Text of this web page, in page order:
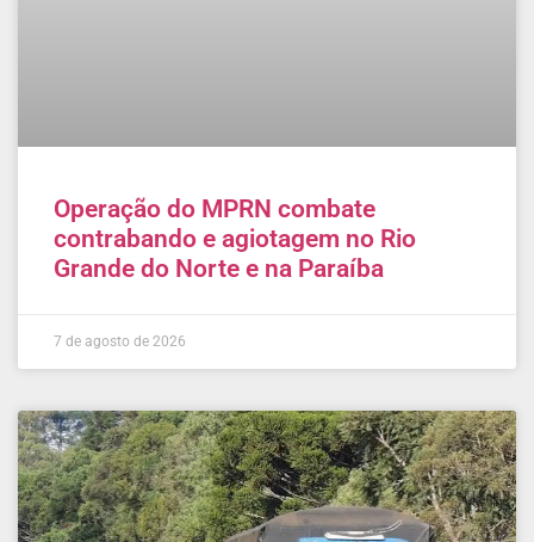
Operação do MPRN combate
contrabando e agiotagem no Rio
Grande do Norte e na Paraíba
7 de agosto de 2026